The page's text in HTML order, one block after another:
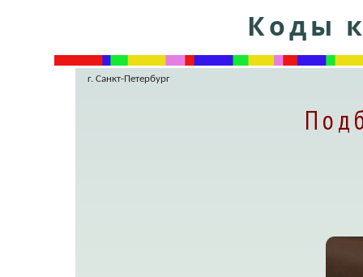
Коды
г. Санкт-Петербург